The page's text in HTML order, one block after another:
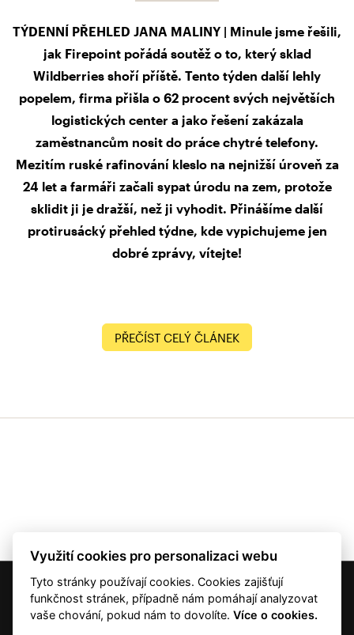
TÝDENNÍ PŘEHLED JANA MALINY | Minule jsme řešili,
jak Firepoint pořádá soutěž o to, který sklad
Wildberries shoří příště. Tento týden další lehly
popelem, firma přišla o 62 procent svých největších
logistických center a jako řešení zakázala
zaměstnancům nosit do práce chytré telefony.
Mezitím ruské rafinování kleslo na nejnižší úroveň za
24 let a farmáři začali sypat úrodu na zem, protože
sklidit ji je dražší, než ji vyhodit. Přinášíme další
protirusácký přehled týdne, kde vypichujeme jen
dobré zprávy, vítejte!
PŘEČÍST CELÝ ČLÁNEK
© 2001 — 2026 Copyright CMI News a dodavatelé obsahu. |
Využití cookies pro personalizaci webu
Tyto stránky používají cookies. Cookies zajišťují
funkčnost stránek, případně nám pomáhají analyzovat
vaše chování, pokud nám to dovolíte.Více o cookies.